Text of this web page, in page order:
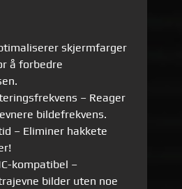
skjermfarger
å forbedre
– Reager
bildefrekvens.
– Eliminer hakkete
kompatibel –
bilder uten noe